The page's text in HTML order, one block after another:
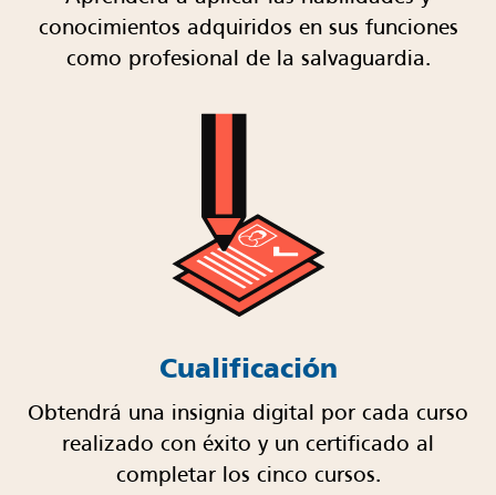
conocimientos adquiridos en sus funciones
como profesional de la salvaguardia.
Cualificación
Obtendrá una insignia digital por cada curso
realizado con éxito y un certificado al
completar los cinco cursos.